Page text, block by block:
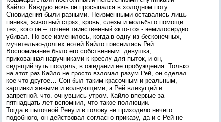
Кайло. Каждую ночь он просыпался в холодном поту.
Сновидения были разными. Неизменными оставались лишь
паника, животный страх, кровь, слезы и мольбы о помощи
тех, кого он – точнее таинственный «кто-то» - немилосердно
убивал. Но все изменилось, когда в одну из бесконечных,
мучительно-долгих ночей Кайло приснилась Рей.
Воспоминание было его собственным: девушка,
прикованная наручниками к креслу для пыток, и он,
сидящий чуть поодаль, в ожидании ее пробуждения. Только
на этот раз Кайло не просто взломал разум Рей, он сделал
кое-что другое… Сон был таким красочным и реальным,
картинки живыми и волнующими, а Рей влекущей и
запретной, что, очнувшись утром, Кайло впервые за
пятнадцать лет вспомнил, что такое поллюции.
Тогда в пыточной Рену и в голову не приходило ничего
подобного, он действовал согласно приказу, да и с Рей не